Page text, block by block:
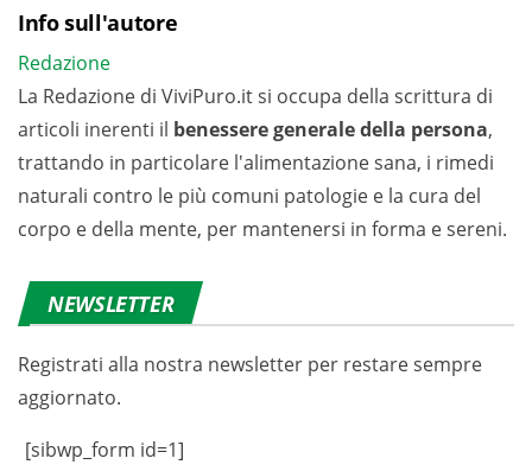
Info sull'autore
Redazione
La Redazione di ViviPuro.it si occupa della scrittura di
articoli inerenti il benessere generale della persona,
trattando in particolare l'alimentazione sana, i rimedi
naturali contro le più comuni patologie e la cura del
corpo e della mente, per mantenersi in forma e sereni.
NEWSLETTER
Registrati alla nostra newsletter per restare sempre
aggiornato.
[sibwp_form id=1]